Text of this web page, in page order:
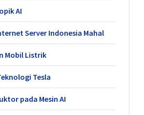
AI
Server Indonesia Mahal
Mobil Listrik
Tesla
pada Mesin AI